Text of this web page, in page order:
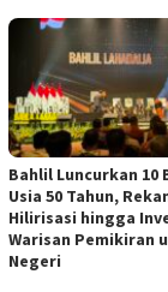
Bahlil Luncurkan 10
Usia 50 Tahun,
Hilirisasi hingga
Warisan Pemikiran
Negeri